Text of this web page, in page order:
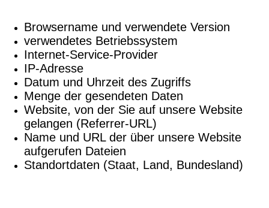
Browsername und verwendete Version
verwendetes Betriebssystem
Internet-Service-Provider
IP-Adresse
Datum und Uhrzeit des Zugriffs
Menge der gesendeten Daten
Website, von der Sie auf unsere Website
gelangen (Referrer-URL)
Name und URL der über unsere Website
aufgerufen Dateien
Standortdaten (Staat, Land, Bundesland)